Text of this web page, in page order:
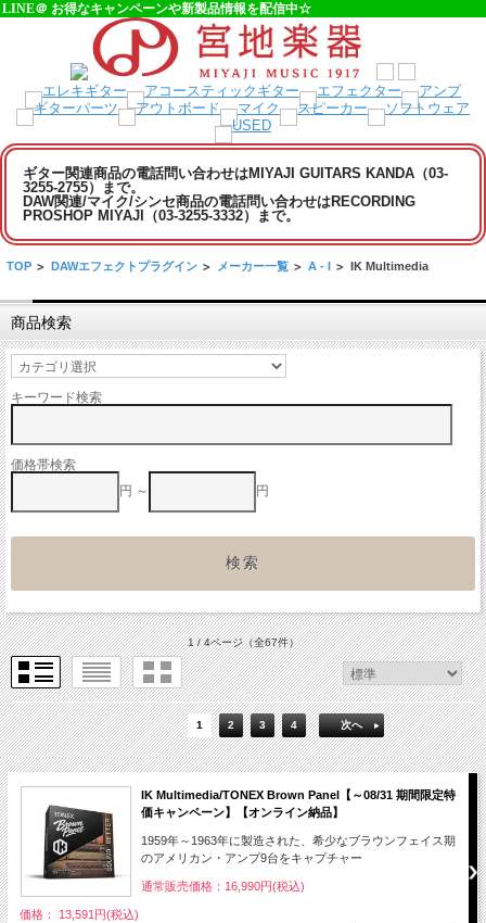
LINE＠ お得なキャンペーンや新製品情報を配信中☆
ギター関連商品の電話問い合わせはMIYAJI GUITARS KANDA（03-
3255-2755）まで。
DAW関連/マイク/シンセ商品の電話問い合わせはRECORDING
PROSHOP MIYAJI（03-3255-3332）まで。
TOP > DAWエフェクトプラグイン > メーカー一覧 > A - I > IK Multimedia
商品検索
キーワード検索
価格帯検索
円 ～
円
1 / 4ページ（全67件）
1 2 3 4 次へ
IK Multimedia/TONEX Brown Panel【～08/31 期間限定特
価キャンペーン】【オンライン納品】
1959年～1963年に製造された、希少なブラウンフェイス期
のアメリカン・アンプ9台をキャプチャー
通常販売価格：16,990円(税込)
価格： 13,591円(税込)